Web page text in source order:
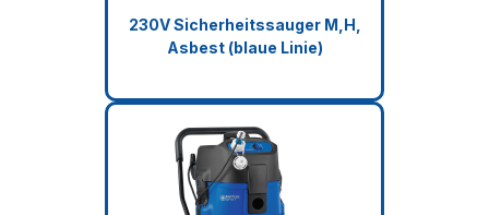
230V Sicherheitssauger M,H,
Asbest (blaue Linie)